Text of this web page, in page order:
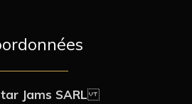
Jams SARL